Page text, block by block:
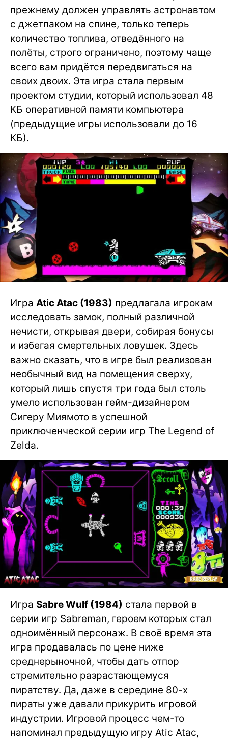
прежнему должен управлять астронавтом
с джетпаком на спине, только теперь
количество топлива, отведённого на
полёты, строго ограничено, поэтому чаще
всего вам придётся передвигаться на
своих двоих. Эта игра стала первым
проектом студии, который использовал 48
КБ оперативной памяти компьютера
(предыдущие игры использовали до 16
КБ).
Игра Atic Atac (1983) предлагала игрокам
исследовать замок, полный различной
нечисти, открывая двери, собирая бонусы
и избегая смертельных ловушек. Здесь
важно сказать, что в игре был реализован
необычный вид на помещения сверху,
который лишь спустя три года был столь
умело использован гейм-дизайнером
Сигеру Миямото в успешной
приключенческой серии игр The Legend of
Zelda.
Игра Sabre Wulf (1984) стала первой в
серии игр Sabreman, героем которых стал
одноимённый персонаж. В своё время эта
игра продавалась по цене ниже
среднерыночной, чтобы дать отпор
стремительно разрастающемуся
пиратству. Да, даже в середине 80-х
пираты уже давали прикурить игровой
индустрии. Игровой процесс чем-то
напоминал предыдущую игру Atic Atac,